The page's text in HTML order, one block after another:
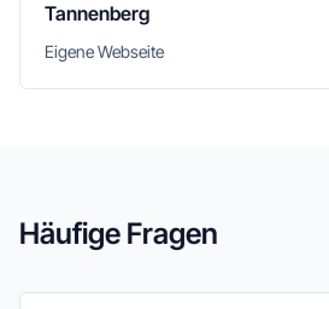
Tannenberg
Eigene Webseite
Häufige Fragen